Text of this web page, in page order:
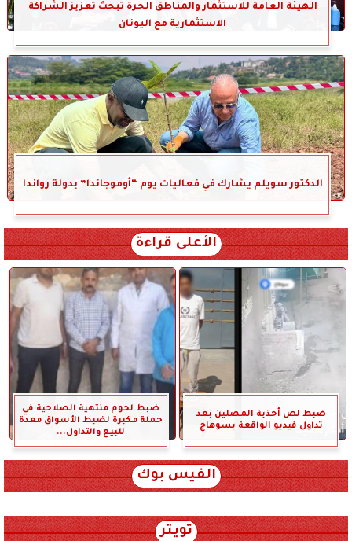
الهيئة العامة للاستثمار والمناطق الحرة تبحث تعزيز الشراكة
الاستثمارية مع اليونان
الدكتور سويلم يشارك في فعاليات يوم “أوموجاندا” بدولة رواندا
الأعلى قراءة
ضبط لص أحذية المصلين بعد
تداول فيديو الواقعة بسوهاج
ضبط لحوم منتهية الصلاحية في
حملة مكبرة لضبط الأسواق معدة
للبيع والتداول...
الفيس بوك
تويتر